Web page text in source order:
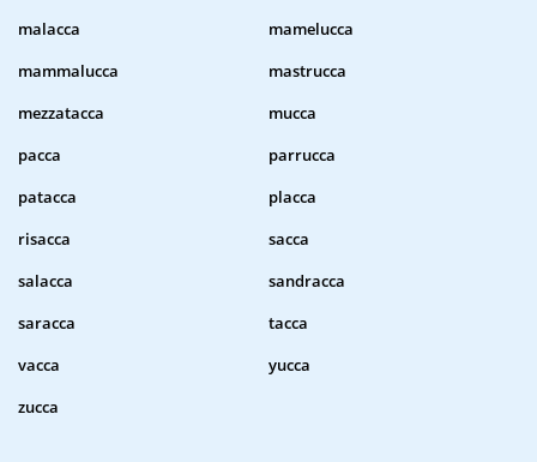
malacca
mamelucca
mammalucca
mastrucca
mezzatacca
mucca
pacca
parrucca
patacca
placca
risacca
sacca
salacca
sandracca
saracca
tacca
vacca
yucca
zucca